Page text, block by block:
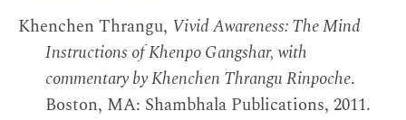
Khenchen Thrangu, Vivid Awareness: The Mind
Instructions of Khenpo Gangshar, with
commentary by Khenchen Thrangu Rinpoche.
Boston, MA: Shambhala Publications, 2011.